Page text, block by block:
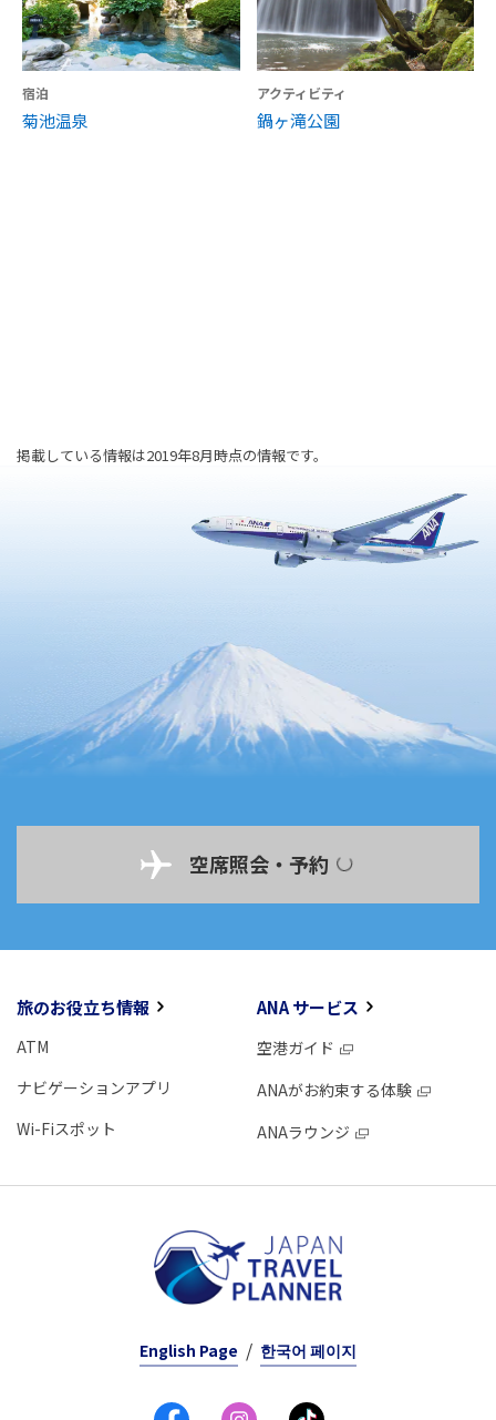
宿泊
菊池温泉
アクティビティ
鍋ヶ滝公園
掲載している情報は2019年8月時点の情報です。
空席照会・予約
旅のお役立ち情報
ATM
ナビゲーションアプリ
Wi-Fiスポット
ANA サービス
空港ガイド
ANAがお約束する体験
ANAラウンジ
English Page 한국어 페이지